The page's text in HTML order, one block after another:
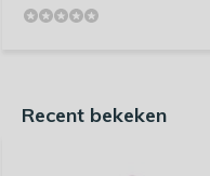
Recent bekeken